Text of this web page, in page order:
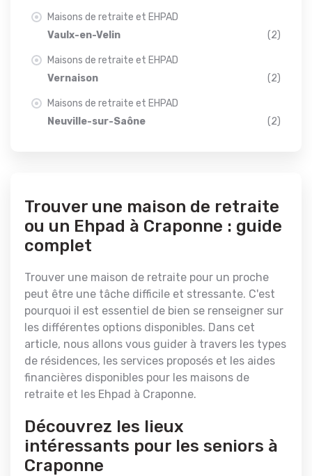
Maisons de retraite et EHPAD
Vaulx-en-Velin
(2)
Maisons de retraite et EHPAD
Vernaison
(2)
Maisons de retraite et EHPAD
Neuville-sur-Saône
(2)
Trouver une maison de retraite
ou un Ehpad à Craponne : guide
complet
Trouver une maison de retraite pour un proche
peut être une tâche difficile et stressante. C'est
pourquoi il est essentiel de bien se renseigner sur
les différentes options disponibles. Dans cet
article, nous allons vous guider à travers les types
de résidences, les services proposés et les aides
financières disponibles pour les maisons de
retraite et les Ehpad à Craponne.
Découvrez les lieux
intéressants pour les seniors à
Craponne